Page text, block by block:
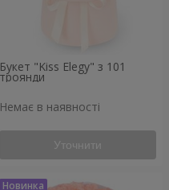
Букет "Kiss Elegy" з 101
троянди
Немає в наявності
Уточнити